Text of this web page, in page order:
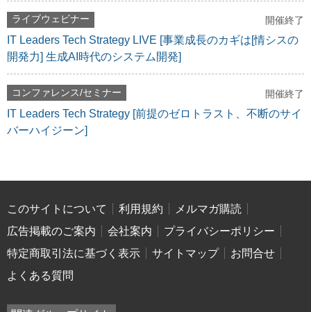
ライブウェビナー 開催終了
IT Leaders Tech Strategy LIVE [事業成長のカギは[情シスの
開発力] 生成AI時代のシステム開発]
コンファレンス/セミナー 開催終了
IT Leaders Tech Strategy [前提のゼロトラスト、不断のサイ
バーハイジーン]
このサイトについて 利用規約
メルマガ購読
広告掲載のご案内
会社案内
プライバシーポリシー
特定商取引法に基づく表示
サイトマップ
お問合せ
よくある質問